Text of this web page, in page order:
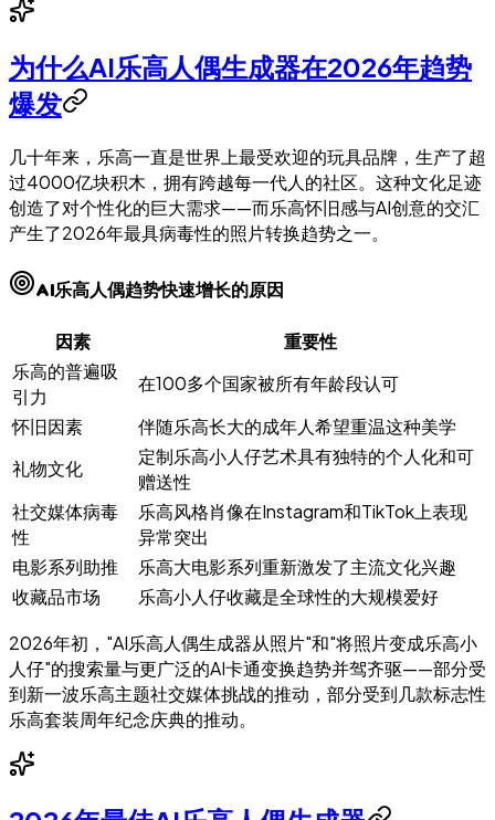
为什么AI乐高人偶生成器在2026年趋势
爆发
几十年来，乐高一直是世界上最受欢迎的玩具品牌，生产了超
过4000亿块积木，拥有跨越每一代人的社区。这种文化足迹
创造了对个性化的巨大需求——而乐高怀旧感与AI创意的交汇
产生了2026年最具病毒性的照片转换趋势之一。
AI乐高人偶趋势快速增长的原因
因素
重要性
乐高的普遍吸
引力
在100多个国家被所有年龄段认可
怀旧因素
伴随乐高长大的成年人希望重温这种美学
礼物文化
定制乐高小人仔艺术具有独特的个人化和可
赠送性
社交媒体病毒
性
乐高风格肖像在Instagram和TikTok上表现
异常突出
电影系列助推
乐高大电影系列重新激发了主流文化兴趣
收藏品市场
乐高小人仔收藏是全球性的大规模爱好
2026年初，"AI乐高人偶生成器从照片"和"将照片变成乐高小
人仔"的搜索量与更广泛的AI卡通变换趋势并驾齐驱——部分受
到新一波乐高主题社交媒体挑战的推动，部分受到几款标志性
乐高套装周年纪念庆典的推动。